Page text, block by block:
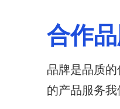
合作
品牌是品质
的产品服务